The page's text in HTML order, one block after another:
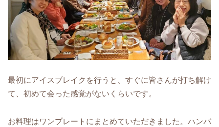
最初にアイスブレイクを行うと、すぐに皆さんが打ち解け
て、初めて会った感覚がないくらいです。
お料理はワンプレートにまとめていただきました。ハンバ